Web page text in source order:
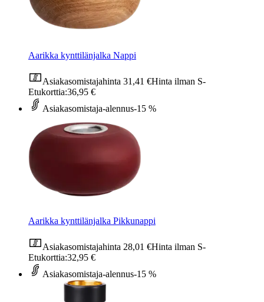
Aarikka kynttilänjalka Nappi
Asiakasomistajahinta 31,41 €Hinta ilman S-
Etukorttia:36,95 €
Asiakasomistaja-alennus-15 %
Aarikka kynttilänjalka Pikkunappi
Asiakasomistajahinta 28,01 €Hinta ilman S-
Etukorttia:32,95 €
Asiakasomistaja-alennus-15 %